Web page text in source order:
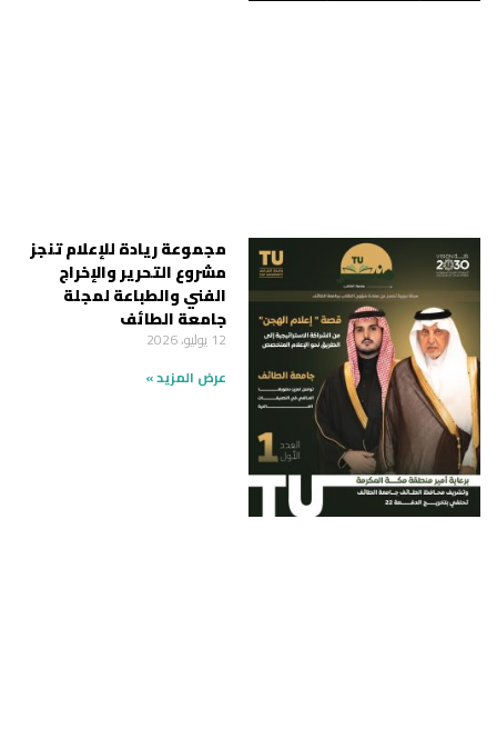
مجموعة ريادة للإعلام تنجز
مشروع التحرير والإخراج
الفني والطباعة لمجلة
جامعة الطائف
12 يوليو، 2026
عرض المزيد »